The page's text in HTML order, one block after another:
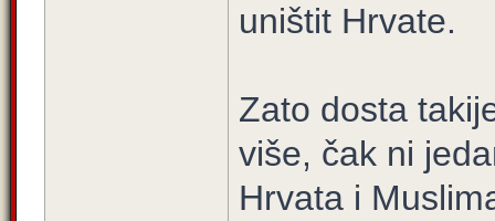
uništit Hrvate.
Zato dosta
više, čak ni
Hrvata i